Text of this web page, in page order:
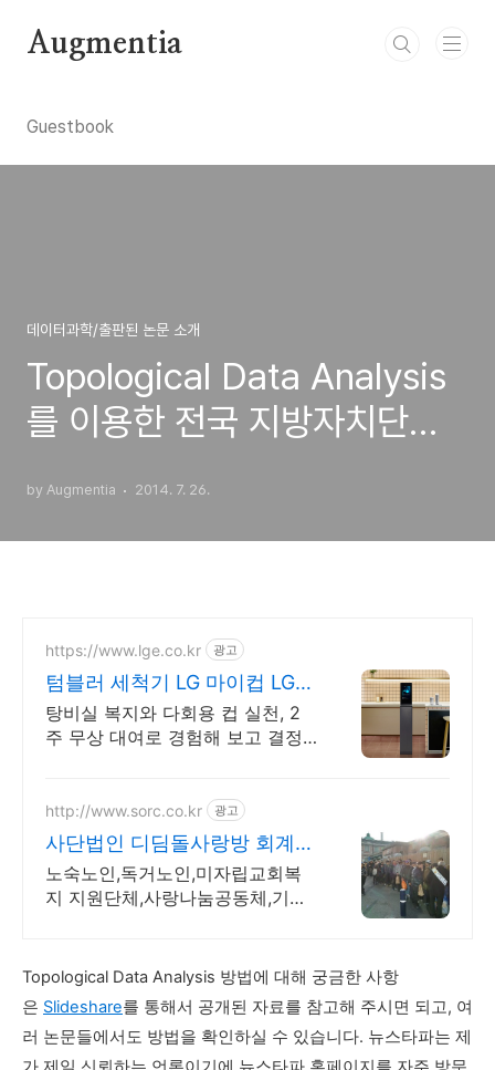
Augmentia
Guestbook
데이터과학/출판된 논문 소개
Topological Data Analysis
를 이용한 전국 지방자치단체
의 관계 분석
by Augmentia 2014. 7. 26.
https://www.lge.co.kr 광고
텀블러 세척기 LG 마이컵 LG마
이컵 무상대여신청
탕비실 복지와 다회용 컵 실천, 2
주 무상 대여로 경험해 보고 결정
http://www.sorc.co.kr 광고
사단법인 디딤돌사랑방 회계공
개운영
노숙노인,독거노인,미자립교회복
지 지원단체,사랑나눔공동체,기획
Topological Data Analysis 방법에 대해 궁금한 사항
은 Slideshare를 통해서 공개된 자료를 참고해 주시면 되고, 여
러 논문들에서도 방법을 확인하실 수 있습니다. 뉴스타파는 제